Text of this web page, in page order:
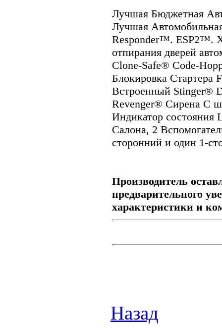
Лучшая Бюджетная
Лучшая
Responder™. ESP2™.
отпирания дверей
Clone-Safe® Code-
Блокировка Стартера
Встроенный Stinger®
Revenger® Сирена С
Индикатор состояния
Салона, 2
сторонний и один 1-
Производитель
предварительного
характеристики и
Назад